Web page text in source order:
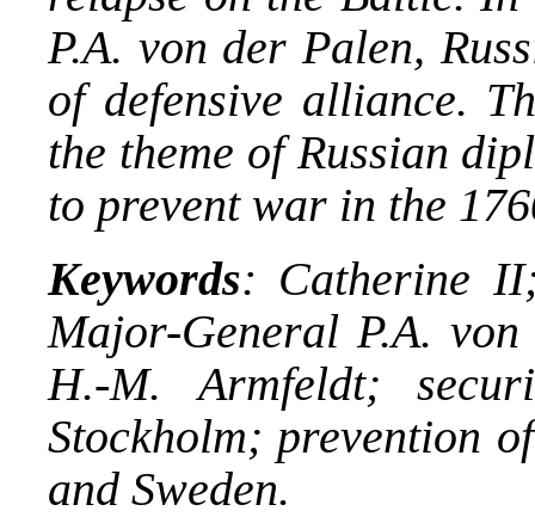
P.A. von der Palen,
of defensive alliance.
the theme of Russian
to prevent war in the
Keywords: Catherine
Major-General P.A.
H.-M. Armfeldt;
Stockholm; prevention
and Sweden.